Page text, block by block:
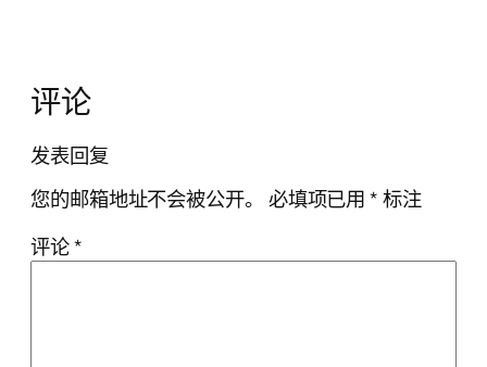
评论
发表回复
您的邮箱地址不会被公开。 必填项已用*标注
评论*